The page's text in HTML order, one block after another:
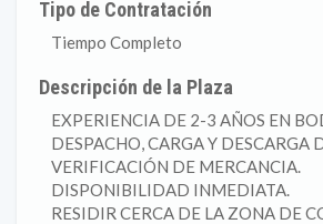
Tipo de Contratación
Tiempo Completo
Descripción de la Plaza
EXPERIENCIA DE 2-3 AÑOS EN
DESPACHO, CARGA Y DESCARGA
VERIFICACIÓN DE MERCANCIA.
DISPONIBILIDAD INMEDIATA.
RESIDIR CERCA DE LA ZONA DE